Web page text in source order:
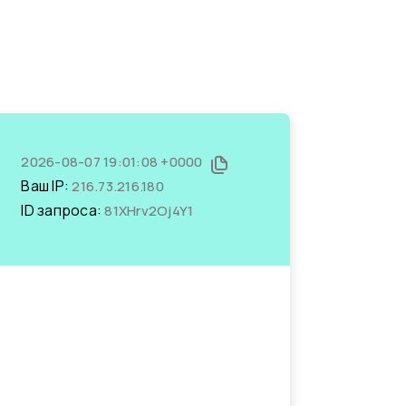
2026-08-07 19:01:08 +0000
Ваш IP:216.73.216.180
ID запроса:81XHrv2Oj4Y1